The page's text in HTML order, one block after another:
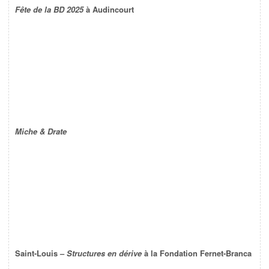
Fête de la BD 2025à Audincourt
Miche & Drate
Saint-Louis –Structures en dérive à la Fondation Fernet-Branca